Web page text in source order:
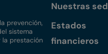
prevención,
sistema
la prestación
Nuestras
Estados
financieros